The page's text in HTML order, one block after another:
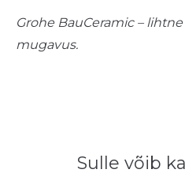
Grohe BauCeramic –
mugavus.
Sulle võib